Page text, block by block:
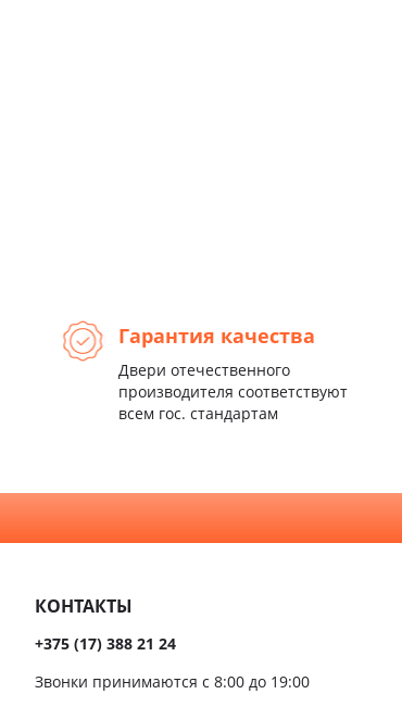
Гарантия качества
Двери отечественного
производителя соответствуют
всем гос. стандартам
КОНТАКТЫ
+375 (17) 388 21 24
Звонки принимаются с 8:00 до 19:00